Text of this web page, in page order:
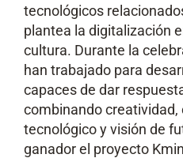
tecnológicos
plantea la digitalización
cultura. Durante la
han trabajado para
capaces de dar
combinando
tecnológico y visión de
ganador el proyecto